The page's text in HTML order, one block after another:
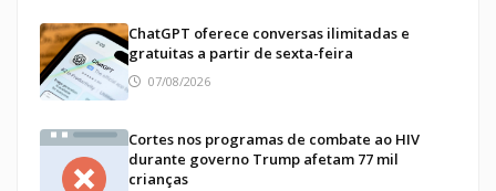
ChatGPT oferece conversas ilimitadas e
gratuitas a partir de sexta-feira
07/08/2026
Cortes nos programas de combate ao HIV
durante governo Trump afetam 77 mil
crianças